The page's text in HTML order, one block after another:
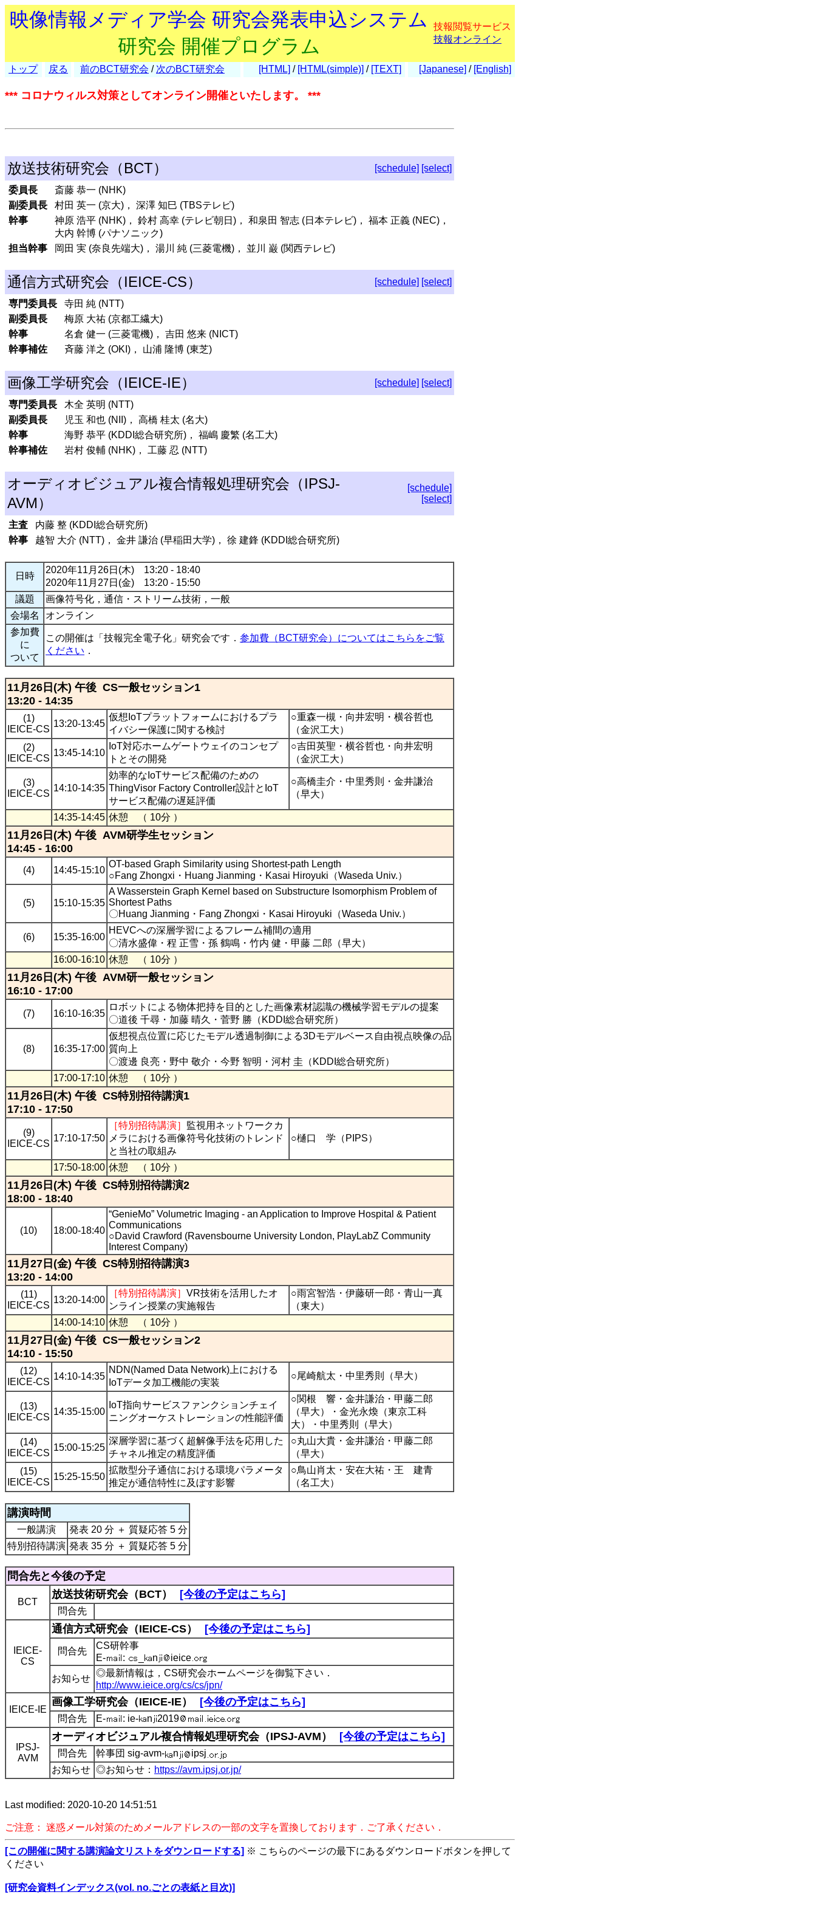
映像情報メディア学会 研究会発表申込システム
研究会 開催プログラム
技報閲覧サービス
技報オンライン
トップ 戻る 前のBCT研究会 / 次のBCT研究会 [HTML] / [HTML(simple)] / [TEXT] [Japanese] / [English]
*** コロナウィルス対策としてオンライン開催といたします。 ***
放送技術研究会（BCT） [schedule] [select]
委員長
斎藤 恭一 (NHK)
副委員長
村田 英一 (京大)， 深澤 知巳 (TBSテレビ)
幹事
神原 浩平 (NHK)， 鈴村 高幸 (テレビ朝日)， 和泉田 智志 (日本テレビ)， 福本 正義 (NEC)，
大内 幹博 (パナソニック)
担当幹事
岡田 実 (奈良先端大)， 湯川 純 (三菱電機)， 並川 巌 (関西テレビ)
通信方式研究会（IEICE-CS） [schedule] [select]
専門委員長
寺田 純 (NTT)
副委員長
梅原 大祐 (京都工繊大)
幹事
名倉 健一 (三菱電機)， 吉田 悠来 (NICT)
幹事補佐
斉藤 洋之 (OKI)， 山浦 隆博 (東芝)
画像工学研究会（IEICE-IE） [schedule] [select]
専門委員長
木全 英明 (NTT)
副委員長
児玉 和也 (NII)， 高橋 桂太 (名大)
幹事
海野 恭平 (KDDI総合研究所)， 福嶋 慶繁 (名工大)
幹事補佐
岩村 俊輔 (NHK)， 工藤 忍 (NTT)
オーディオビジュアル複合情報処理研究会（IPSJ-
AVM）
[schedule]
[select]
主査
内藤 整 (KDDI総合研究所)
幹事
越智 大介 (NTT)， 金井 謙治 (早稲田大学)， 徐 建鋒 (KDDI総合研究所)
日時
2020年11月26日(木) 13:20 - 18:40
2020年11月27日(金) 13:20 - 15:50
議題
画像符号化，通信・ストリーム技術，一般
会場名
オンライン
参加費
に
ついて
この開催は「技報完全電子化」研究会です． 参加費（BCT研究会）についてはこちらをご覧
ください ．
11月26日(木) 午後 CS一般セッション1
13:20 - 14:35
(1)
IEICE-CS
13:20-13:45
仮想IoTプラットフォームにおけるプラ
イバシー保護に関する検討
○重森一槻・向井宏明・横谷哲也
（金沢工大）
(2)
IEICE-CS
13:45-14:10
IoT対応ホームゲートウェイのコンセプ
トとその開発
○吉田英聖・横谷哲也・向井宏明
（金沢工大）
(3)
IEICE-CS
14:10-14:35
効率的なIoTサービス配備のための
ThingVisor Factory Controller設計とIoT
サービス配備の遅延評価
○高橋圭介・中里秀則・金井謙治
（早大）
14:35-14:45 休憩 （ 10分 ）
11月26日(木) 午後 AVM研学生セッション
14:45 - 16:00
(4) 14:45-15:10
OT-based Graph Similarity using Shortest-path Length
○Fang Zhongxi・Huang Jianming・Kasai Hiroyuki（Waseda Univ.）
(5) 15:10-15:35
A Wasserstein Graph Kernel based on Substructure Isomorphism Problem of
Shortest Paths
〇Huang Jianming・Fang Zhongxi・Kasai Hiroyuki（Waseda Univ.）
(6) 15:35-16:00
HEVCへの深層学習によるフレーム補間の適用
〇清水盛偉・程 正雪・孫 鶴鳴・竹内 健・甲藤 二郎（早大）
16:00-16:10 休憩 （ 10分 ）
11月26日(木) 午後 AVM研一般セッション
16:10 - 17:00
(7) 16:10-16:35
ロボットによる物体把持を目的とした画像素材認識の機械学習モデルの提案
〇道後 千尋・加藤 晴久・菅野 勝（KDDI総合研究所）
(8) 16:35-17:00
仮想視点位置に応じたモデル透過制御による3Dモデルベース自由視点映像の品
質向上
〇渡邊 良亮・野中 敬介・今野 智明・河村 圭（KDDI総合研究所）
17:00-17:10 休憩 （ 10分 ）
11月26日(木) 午後 CS特別招待講演1
17:10 - 17:50
(9)
IEICE-CS
17:10-17:50
［特別招待講演］ 監視用ネットワークカ
メラにおける画像符号化技術のトレンド
と当社の取組み
○樋口 学（PIPS）
17:50-18:00 休憩 （ 10分 ）
11月26日(木) 午後 CS特別招待講演2
18:00 - 18:40
(10) 18:00-18:40
“GenieMo” Volumetric Imaging - an Application to Improve Hospital & Patient
Communications
○David Crawford (Ravensbourne University London, PlayLabZ Community
Interest Company)
11月27日(金) 午後 CS特別招待講演3
13:20 - 14:00
(11)
IEICE-CS
13:20-14:00
［特別招待講演］ VR技術を活用したオ
ンライン授業の実施報告
○雨宮智浩・伊藤研一郎・青山一真
（東大）
14:00-14:10 休憩 （ 10分 ）
11月27日(金) 午後 CS一般セッション2
14:10 - 15:50
(12)
IEICE-CS
14:10-14:35
NDN(Named Data Network)上における
IoTデータ加工機能の実装
○尾崎航太・中里秀則（早大）
(13)
IEICE-CS
14:35-15:00
IoT指向サービスファンクションチェイ
ニングオーケストレーションの性能評価
○関根 響・金井謙治・甲藤二郎
（早大）・金光永煥（東京工科
大）・中里秀則（早大）
(14)
IEICE-CS
15:00-15:25
深層学習に基づく超解像手法を応用した
チャネル推定の精度評価
○丸山大貴・金井謙治・甲藤二郎
（早大）
(15)
IEICE-CS
15:25-15:50
拡散型分子通信における環境パラメータ
推定が通信特性に及ぼす影響
○鳥山肖太・安在大祐・王 建青
（名工大）
講演時間
一般講演
発表 20 分 ＋ 質疑応答 5 分
特別招待講演 発表 35 分 ＋ 質疑応答 5 分
問合先と今後の予定
BCT
放送技術研究会（BCT） [今後の予定はこちら]
問合先
IEICE-
CS
通信方式研究会（IEICE-CS） [今後の予定はこちら]
問合先
CS研幹事
E-
: n
ieice
お知らせ
◎最新情報は，CS研究会ホームページを御覧下さい．
http://www.ieice.org/cs/cs/jpn/
IEICE-IE
画像工学研究会（IEICE-IE） [今後の予定はこちら]
問合先 E- : ie- n 2019
IPSJ-
AVM
オーディオビジュアル複合情報処理研究会（IPSJ-AVM） [今後の予定はこちら]
問合先 幹事団 sig-avm- n
ipsj
お知らせ ◎お知らせ： https://avm.ipsj.or.jp/
Last modified: 2020-10-20 14:51:51
ご注意： 迷惑メール対策のためメールアドレスの一部の文字を置換しております．ご了承ください．
[この開催に関する講演論文リストをダウンロードする] ※ こちらのページの最下にあるダウンロードボタンを押して
ください
[研究会資料インデックス(vol. no.ごとの表紙と目次)]